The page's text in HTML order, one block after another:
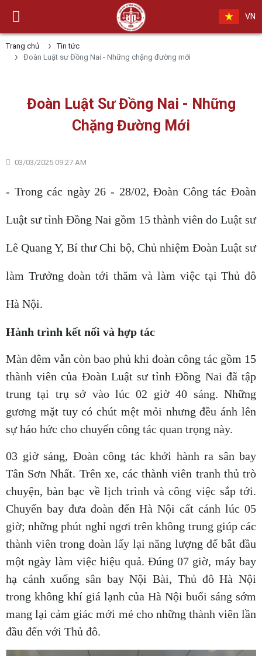
VN
Trang chủ
Tin tức
Đoàn Luật sư Đồng Nai - Những chặng đường mới
Đoàn Luật Sư Đồng Nai - Những
Chặng Đường Mới
03/03/2025 09:27 AM
- Trong các ngày 26 - 28/02, Đoàn Công tác Đoàn
Luật sư tỉnh Đồng Nai gồm 15 thành viên do Luật sư
Lê Quang Y, Bí thư Chi bộ, Chủ nhiệm Đoàn Luật sư
làm Trưởng đoàn tới thăm và làm việc tại Thủ đô
Hà Nội.
Hành trình kết nối và hợp tác
Màn đêm vẫn còn bao phủ khi đoàn công tác gồm 15
thành viên của Đoàn Luật sư tỉnh Đồng Nai đã tập
trung tại trụ sở vào lúc 02 giờ 40 sáng. Những
gương mặt tuy có chút mệt mỏi nhưng đều ánh lên
sự háo hức cho chuyến công tác quan trọng này.
03 giờ sáng, Đoàn công tác khởi hành ra sân bay
Tân Sơn Nhất. Trên xe, các thành viên tranh thủ trò
chuyện, bàn bạc về lịch trình và công việc sắp tới.
Chuyến bay đưa đoàn đến Hà Nội cất cánh lúc 05
giờ; những phút nghỉ ngơi trên không trung giúp các
thành viên trong đoàn lấy lại năng lượng để bắt đầu
một ngày làm việc hiệu quả. Đúng 07 giờ, máy bay
hạ cánh xuống sân bay Nội Bài, Thủ đô Hà Nội
trong không khí giá lạnh của Hà Nội buổi sáng sớm
mang lại cảm giác mới mẻ cho những thành viên lần
đầu đến với Thủ đô.